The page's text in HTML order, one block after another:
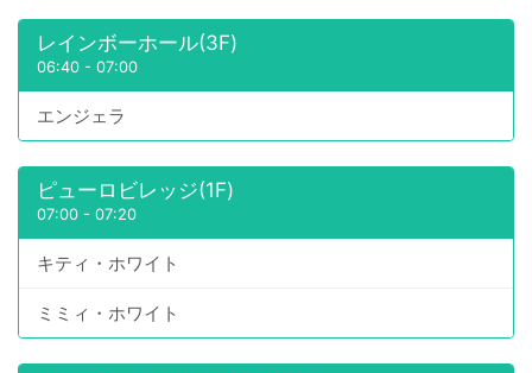
レインボーホール(3F)
06:40 - 07:00
エンジェラ
ピューロビレッジ(1F)
07:00 - 07:20
キティ・ホワイト
ミミィ・ホワイト